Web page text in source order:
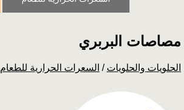
مصاصات البربري
السعرات الحرارية للطعام / الحلويات والحلويات